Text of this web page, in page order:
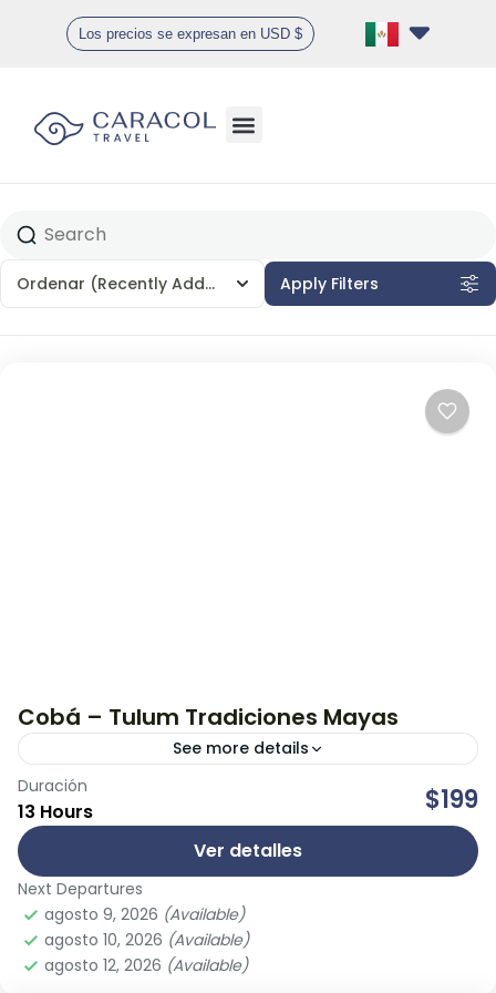
Los precios se expresan en USD $
Ordenar (Recently Added) Apply Filters
Cobá – Tulum Tradiciones Mayas
See more details
Disfruta de la mezcla perfecta de cultura y
aventura. Visita las ruinas y viaja en el tiempo para
disfrutar la arquitectura, flora y fauna del...
Tulum
Duración
13 Hours $199
Ver detalles
Next Departures
agosto 9, 2026 (Available)
agosto 10, 2026 (Available)
agosto 12, 2026 (Available)